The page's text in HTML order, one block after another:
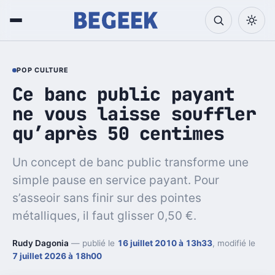
POP CULTURE
Ce banc public payant
ne vous laisse souffler
qu’après 50 centimes
Un concept de banc public transforme une
simple pause en service payant. Pour
s’asseoir sans finir sur des pointes
métalliques, il faut glisser 0,50 €.
Rudy Dagonia — publié le 16 juillet 2010 à 13h33, modifié le
7 juillet 2026 à 18h00